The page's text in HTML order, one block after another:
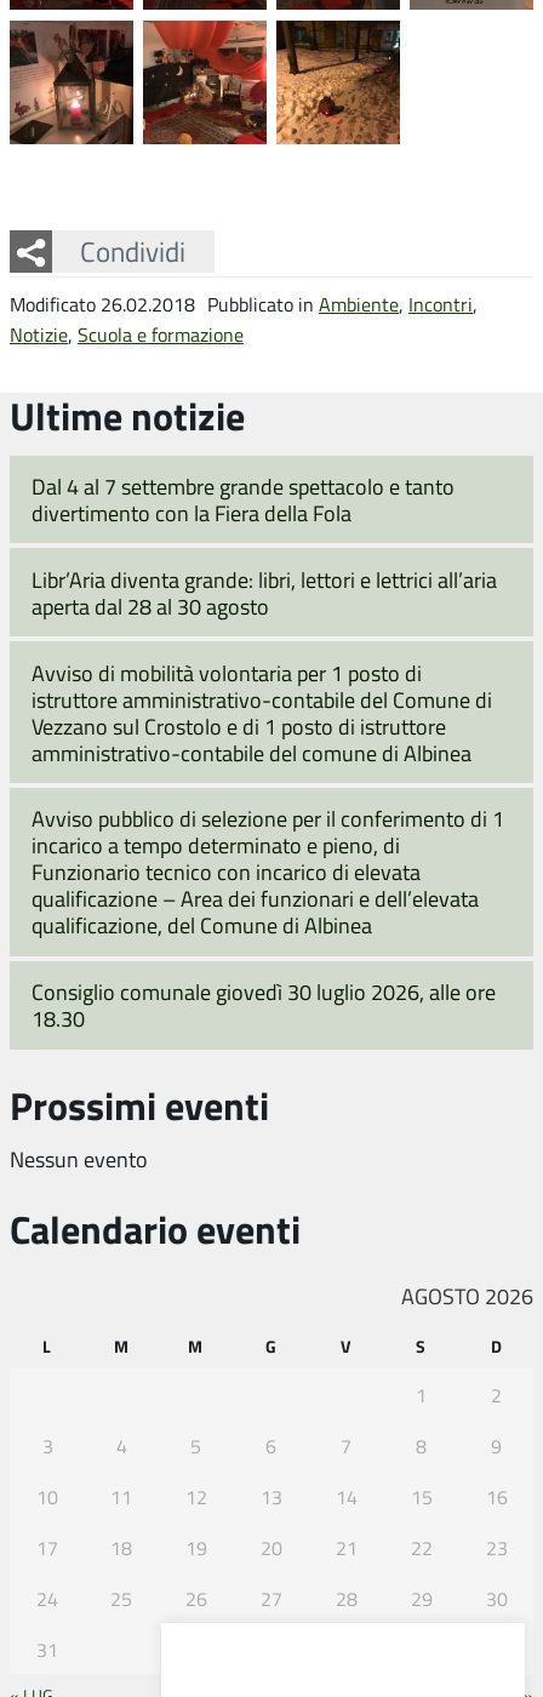
Condividi
Facebook
Twitter
Whatsapp
Modificato 26.02.2018 Pubblicato in Ambiente, Incontri,
Notizie, Scuola e formazione
Ultime notizie
Dal 4 al 7 settembre grande spettacolo e tanto
divertimento con la Fiera della Fola
Libr’Aria diventa grande: libri, lettori e lettrici all’aria
aperta dal 28 al 30 agosto
Avviso di mobilità volontaria per 1 posto di
istruttore amministrativo-contabile del Comune di
Vezzano sul Crostolo e di 1 posto di istruttore
amministrativo-contabile del comune di Albinea
Avviso pubblico di selezione per il conferimento di 1
incarico a tempo determinato e pieno, di
Funzionario tecnico con incarico di elevata
qualificazione – Area dei funzionari e dell’elevata
qualificazione, del Comune di Albinea
Consiglio comunale giovedì 30 luglio 2026, alle ore
18.30
Prossimi eventi
Nessun evento
Calendario eventi
AGOSTO 2026
L M M G V S D
1
2
3
4 5 6 7 8
9
10
11 12 13 14 15
16
17
18 19 20 21 22
23
24
25 26 27 28 29
30
31